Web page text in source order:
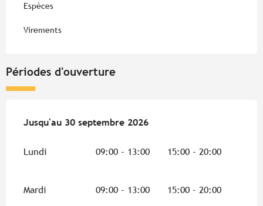
Espèces
Virements
Périodes d'ouverture
Du1 mai 2026au30 septembre 2026
Jusqu'au 30 septembre 2026
Lundi 09:00 - 13:00 15:00 - 20:00
Mardi 09:00 - 13:00 15:00 - 20:00